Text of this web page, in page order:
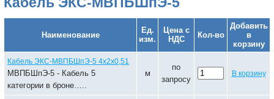
Наименование
Ед.
изм.
Цена с
НДС
Кол-во
Добавить
в
корзину
Кабель ЭКС-МВПБШпЭ-5 4х2х0,51
МВПБШпЭ-5 - Кабель 5
категории в броне…..
м
по
запросу
В корзину